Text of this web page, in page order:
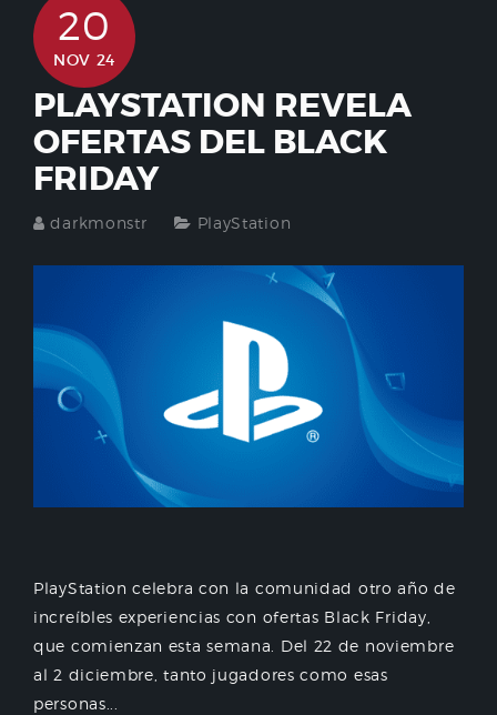
20
NOV 24
PLAYSTATION REVELA
OFERTAS DEL BLACK
FRIDAY
darkmonstr PlayStation
PlayStation celebra con la comunidad otro año de
increíbles experiencias con ofertas Black Friday,
que comienzan esta semana. Del 22 de noviembre
al 2 diciembre, tanto jugadores como esas
personas...